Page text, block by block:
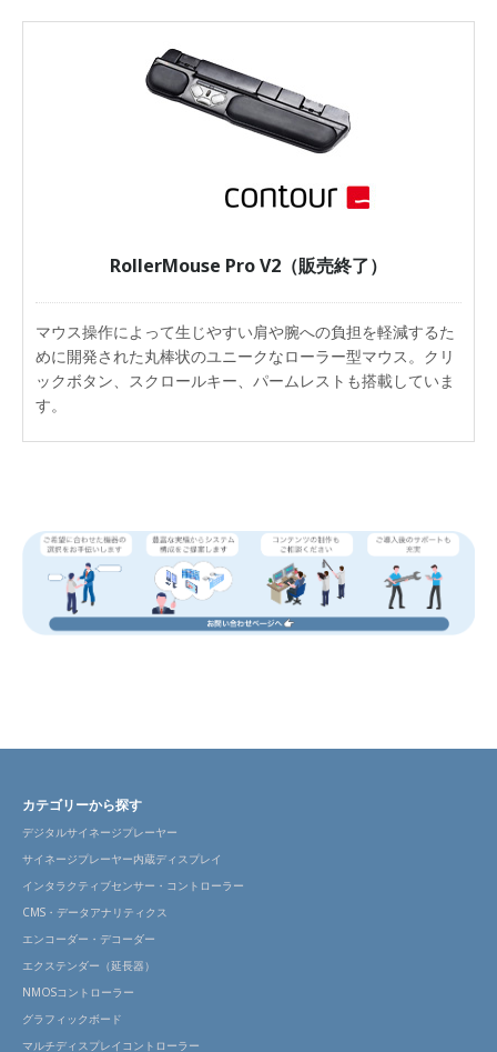
RollerMouse Pro V2（販売終了）
マウス操作によって生じやすい肩や腕への負担を軽減するた
めに開発された丸棒状のユニークなローラー型マウス。クリ
ックボタン、スクロールキー、パームレストも搭載していま
す。
カテゴリーから探す
デジタルサイネージプレーヤー
サイネージプレーヤー内蔵ディスプレイ
インタラクティブセンサー・コントローラー
CMS・データアナリティクス
エンコーダー・デコーダー
エクステンダー（延長器）
NMOSコントローラー
グラフィックボード
マルチディスプレイコントローラー